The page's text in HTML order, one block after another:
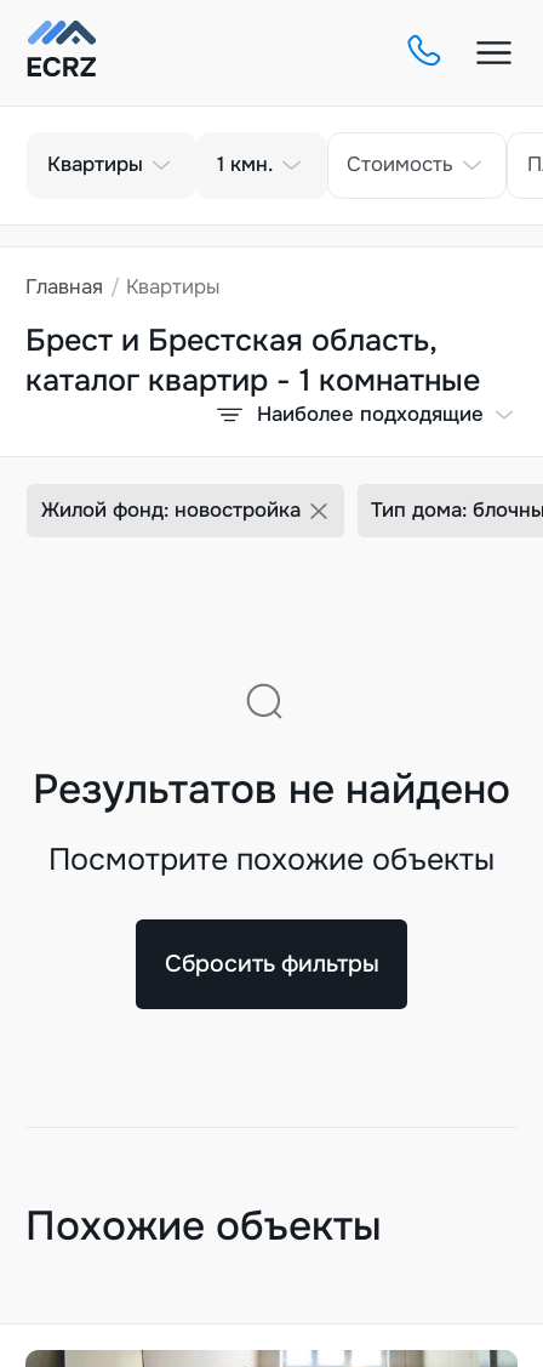
Тип
Квартиры Кол-во комнат
1 кмн. Стоимость
Главная Квартиры
Брест и Брестская область,
каталог квартир - 1 комнатные
Наиболее подходящие
Жилой фонд: новостройка Тип дома:
Результатов не найдено
Посмотрите похожие объекты
Сбросить фильтры
Похожие объекты